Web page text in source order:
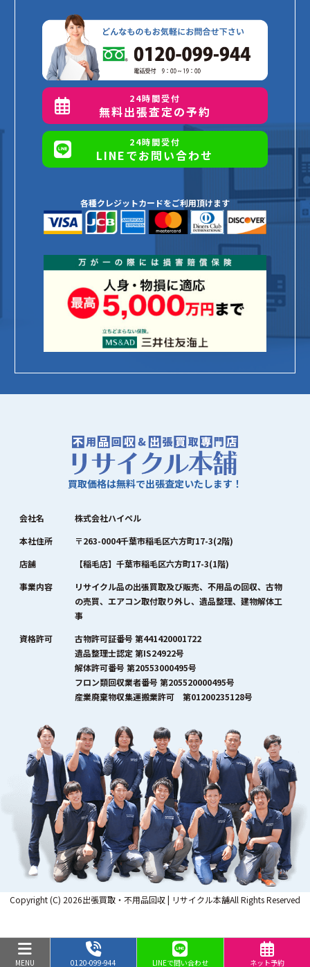
24時間受付
無料出張査定の予約
24時間受付
LINEでお問い合わせ
各種クレジットカードをご利用頂けます
買取価格は無料で出張査定いたします！
会社名
株式会社ハイペル
本社住所
〒263-0004千葉市稲毛区六方町17-3(2階)
店舗
【稲毛店】千葉市稲毛区六方町17-3(1階)
事業内容
リサイクル品の出張買取及び販売、不用品の回収、古物
の売買、エアコン取付取り外し、遺品整理、建物解体工
事
資格許可
古物許可証番号 第441420001722
遺品整理士認定 第IS24922号
解体許可番号 第20553000495号
フロン類回収業者番号 第205520000495号
産業廃棄物収集運搬業許可 第01200235128号
Copyright (C) 2026出張買取・不用品回収 | リサイクル本舗All Rights Reserved
MENU 0120-099-944 LINEで問い合わせ ネット予約